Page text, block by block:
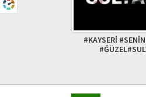
Neml Süresi